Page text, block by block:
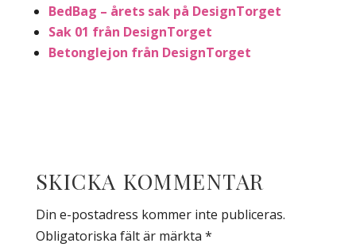
BedBag – årets sak på DesignTorget
Sak 01 från DesignTorget
Betonglejon från DesignTorget
SKICKA KOMMENTAR
Din e-postadress kommer inte publiceras.
Obligatoriska fält är märkta *